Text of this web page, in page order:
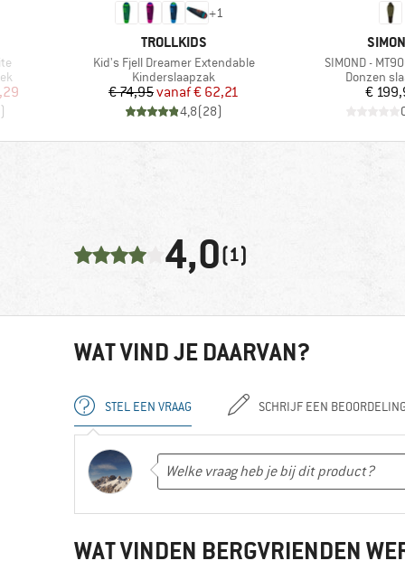
prijs
)
+1
MERK
TROLLKIDS
Artikel
Kid's Fjell Dreamer Extendable
Productgroep
Kinderslaapzak
Prijs
€ 74,95 Verlaagde prijs
vanaf€ 62,21
4,8(28)
MERK
Artikel
SIMOND -
Donzen
€
4,0(1)
WAT VIND JE DAARVAN?
STEL EEN VRAAG SCHRIJF EEN
WAT VINDEN BERGVRIENDEN